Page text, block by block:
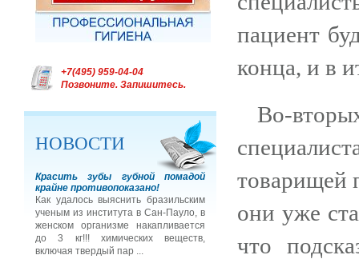
+7(495) 959-04-04
Позвоните. Запишитесь.
НОВОСТИ
Красить зубы губной помадой
крайне противопоказано!
Как удалось выяснить бразильским
ученым из института в Сан-Пауло, в
женском организме накапливается
до 3 кг!!! химических веществ,
включая твердый пар ...
пациент
конца, и в
Во-
товарищей
они уже
что